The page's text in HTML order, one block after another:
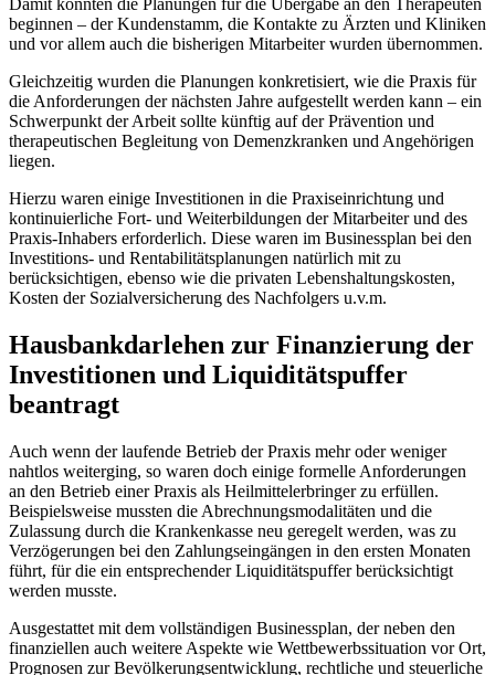
Damit konnten die Planungen für die Übergabe an den Therapeuten
beginnen – der Kundenstamm, die Kontakte zu Ärzten und Kliniken
und vor allem auch die bisherigen Mitarbeiter wurden übernommen.
Gleichzeitig wurden die Planungen konkretisiert, wie die Praxis für
die Anforderungen der nächsten Jahre aufgestellt werden kann – ein
Schwerpunkt der Arbeit sollte künftig auf der Prävention und
therapeutischen Begleitung von Demenzkranken und Angehörigen
liegen.
Hierzu waren einige Investitionen in die Praxiseinrichtung und
kontinuierliche Fort- und Weiterbildungen der Mitarbeiter und des
Praxis-Inhabers erforderlich. Diese waren im Businessplan bei den
Investitions- und Rentabilitätsplanungen natürlich mit zu
berücksichtigen, ebenso wie die privaten Lebenshaltungskosten,
Kosten der Sozialversicherung des Nachfolgers u.v.m.
Hausbankdarlehen zur Finanzierung der
Investitionen und Liquiditätspuffer
beantragt
Auch wenn der laufende Betrieb der Praxis mehr oder weniger
nahtlos weiterging, so waren doch einige formelle Anforderungen
an den Betrieb einer Praxis als Heilmittelerbringer zu erfüllen.
Beispielsweise mussten die Abrechnungsmodalitäten und die
Zulassung durch die Krankenkasse neu geregelt werden, was zu
Verzögerungen bei den Zahlungseingängen in den ersten Monaten
führt, für die ein entsprechender Liquiditätspuffer berücksichtigt
werden musste.
Ausgestattet mit dem vollständigen Businessplan, der neben den
finanziellen auch weitere Aspekte wie Wettbewerbssituation vor Ort,
Prognosen zur Bevölkerungsentwicklung, rechtliche und steuerliche